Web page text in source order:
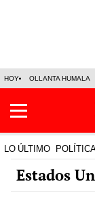
HOY OLLANTA HUMALA
LO ÚLTIMO
Estados